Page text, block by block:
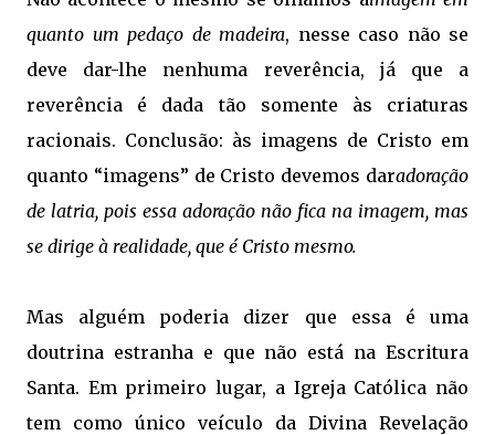
quanto um pedaço de madeira, nesse caso não se
deve dar-lhe nenhuma reverência, já que a
reverência é dada tão somente às criaturas
racionais. Conclusão: às imagens de Cristo em
quanto “imagens” de Cristo devemos daradoração
de latria, pois essa adoração não fica na imagem, mas
se dirige à realidade, que é Cristo mesmo.
Mas alguém poderia dizer que essa é uma
doutrina estranha e que não está na Escritura
Santa. Em primeiro lugar, a Igreja Católica não
tem como único veículo da Divina Revelação